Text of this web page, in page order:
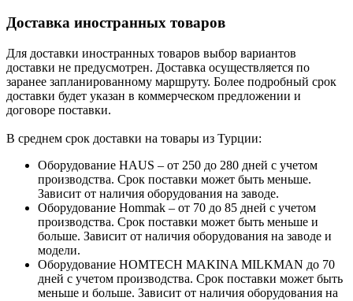
Доставка иностранных товаров
Для доставки иностранных товаров выбор вариантов
доставки не предусмотрен. Доставка осуществляется по
заранее запланированному маршруту. Более подробный срок
доставки будет указан в коммерческом предложении и
договоре поставки.
В среднем срок доставки на товары из Турции:
Оборудование HAUS – от 250 до 280 дней с учетом
производства. Срок поставки может быть меньше.
Зависит от наличия оборудования на заводе.
Оборудование Hommak – от 70 до 85 дней с учетом
производства. Срок поставки может быть меньше и
больше. Зависит от наличия оборудования на заводе и
модели.
Оборудование HOMTECH MAKINA MILKMAN до 70
дней с учетом производства. Срок поставки может быть
меньше и больше. Зависит от наличия оборудования на